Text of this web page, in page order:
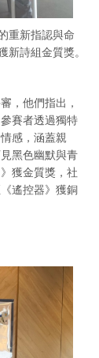
重新指認與命
新詩組金質獎。
，他們指出，
賽者透過獨特
感，涵蓋親
黑色幽默與青
獲金質獎，社
遙控器》獲銅